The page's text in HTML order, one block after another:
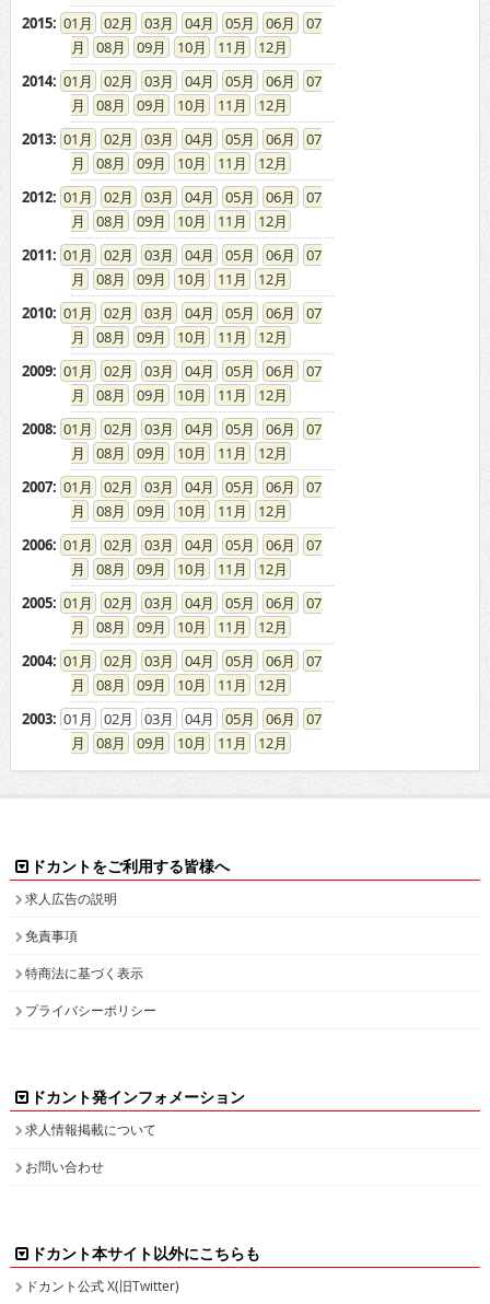
2015: 01 02 03 04 05 06
07
08
09 10 11
12
2014: 01 02 03 04 05 06
07
08
09 10 11
12
2013: 01 02 03 04 05 06
07
08
09 10 11
12
2012: 01 02 03 04 05 06
07
08
09 10 11
12
2011: 01 02 03 04 05 06
07
08
09 10 11
12
2010: 01 02 03 04 05 06
07
08
09 10 11
12
2009: 01 02 03 04 05 06
07
08
09 10 11
12
2008: 01 02 03 04 05 06
07
08
09 10 11
12
2007: 01 02 03 04 05 06
07
08
09 10 11
12
2006: 01 02 03 04 05 06
07
08
09 10 11
12
2005: 01 02 03 04 05 06
07
08
09 10 11
12
2004: 01 02 03 04 05 06
07
08
09 10 11
12
2003: 01 02 03 04 05 06
07
08
09 10 11 12
ドカントをご利用する皆様へ
求人広告の説明
免責事項
特商法に基づく表示
プライバシーポリシー
ドカント発インフォメーション
求人情報掲載について
お問い合わせ
ドカント本サイト以外にこちらも
ドカント公式 X(旧Twitter)